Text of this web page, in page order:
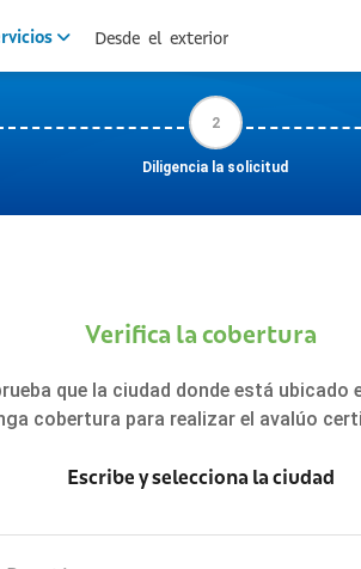
Desde el exterior
2
Diligencia la solicitud
Verifica la cobertura
que la ciudad donde está ubicado
cobertura para realizar el avalúo
Escribe y selecciona la ciudad